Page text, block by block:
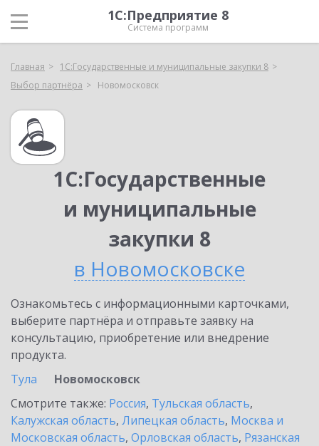
1С:Предприятие 8
Система программ
Главная
1С:Государственные и муниципальные закупки 8
Выбор партнёра
Новомосковск
1С:Государственные
и муниципальные
закупки 8
в Новомосковске
Ознакомьтесь с информационными карточками,
выберите партнёра и отправьте заявку на
консультацию, приобретение или внедрение
продукта.
Тула
Новомосковск
Смотрите также: Россия, Тульская область,
Калужская область, Липецкая область, Москва и
Московская область, Орловская область, Рязанская